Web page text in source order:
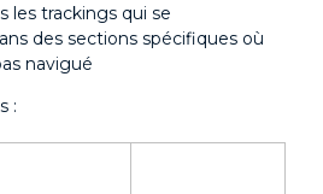
les trackings qui se
des sections spécifiques où
navigué
: